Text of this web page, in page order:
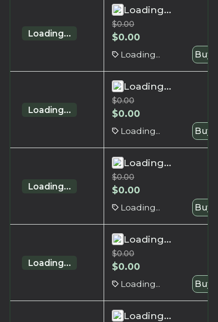
Loading...
Loading...
$0.00
$0.00
Loading... Buy
Loading...
Loading...
$0.00
$0.00
Loading... Buy
Loading...
Loading...
$0.00
$0.00
Loading... Buy
Loading...
Loading...
$0.00
$0.00
Loading... Buy
Loading...